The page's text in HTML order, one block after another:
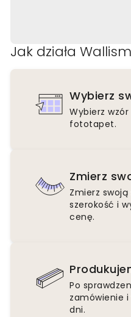
Jak działa
Wybierz
Wybierz
fototapet.
Zmierz
Zmierz
szerokość i
cenę.
Po
zamówienie
dni.